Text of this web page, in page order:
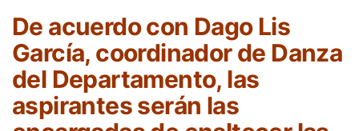
De acuerdo con Dago Lis
García, coordinador de Danza
del Departamento, las
aspirantes serán las